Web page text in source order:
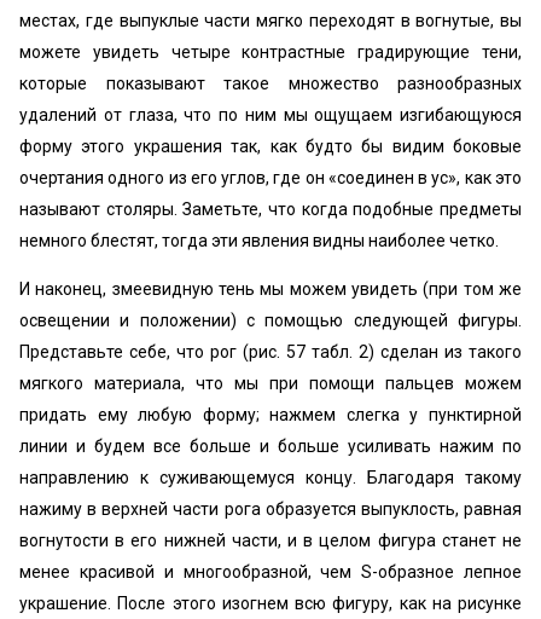
местах, где выпуклые части мягко переходят в вогнутые, вы
можете увидеть четыре контрастные градирующие тени,
которые показывают такое множество разнообразных
удалений от глаза, что по ним мы ощущаем изгибающуюся
форму этого украшения так, как будто бы видим боковые
очертания одного из его углов, где он «соединен в ус», как это
называют столяры. Заметьте, что когда подобные предметы
немного блестят, тогда эти явления видны наиболее четко.
И наконец, змеевидную тень мы можем увидеть (при том же
освещении и положении) с помощью следующей фигуры.
Представьте себе, что рог (рис. 57 табл. 2) сделан из такого
мягкого материала, что мы при помощи пальцев можем
придать ему любую форму; нажмем слегка у пунктирной
линии и будем все больше и больше усиливать нажим по
направлению к суживающемуся концу. Благодаря такому
нажиму в верхней части рога образуется выпуклость, равная
вогнутости в его нижней части, и в целом фигура станет не
менее красивой и многообразной, чем S-образное лепное
украшение. После этого изогнем всю фигуру, как на рисунке